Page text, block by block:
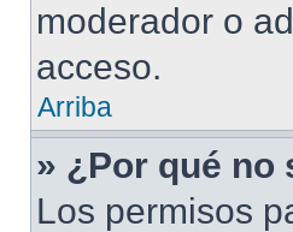
moderador o
acceso.
Arriba
» ¿Por qué no
Los permisos